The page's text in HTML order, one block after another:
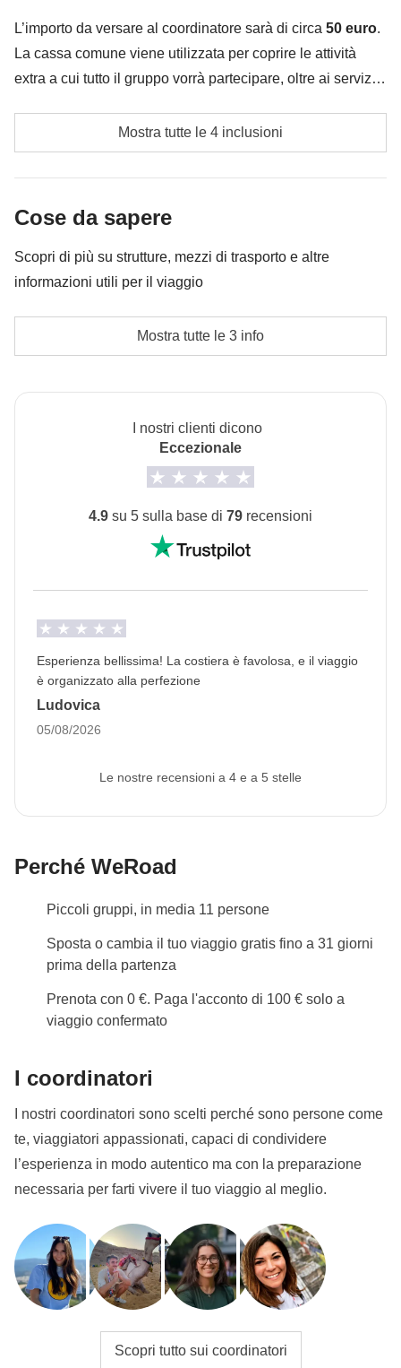
L’importo da versare al coordinatore sarà di circa 50 euro.
La cassa comune viene utilizzata per coprire le attività
extra a cui tutto il gruppo vorrà partecipare, oltre ai servizi
essere necessario implementarla ulteriormente, in ogni
caso verrà restituita la differenza non utilizzata.
Tragetto veloce per Positano
concordato di fare e la relativa quota parte del
coordinatore. Le attività pagate con la Cassa Comune
sono svolte da fornitori locali terzi e valgono le loro
condizioni; WeRoad non interviene nella gestione né
Mostra tutte le 4 inclusioni
Cose da sapere
Scopri di più su strutture, mezzi di trasporto e altre
informazioni utili per il viaggio
motorino si va in due per cui potrai scegliere di
scegliersi il compagno giusto
Info sulle camere private
Mostra tutte le 3 info
I nostri clienti dicono
Eccezionale
4.9 su 5 sulla base di 79 recensioni
Esperienza bellissima! La costiera è favolosa, e il viaggio
è organizzato alla perfezione
Ludovica
05/08/2026
Le nostre recensioni a 4 e a 5 stelle
Perché WeRoad
Piccoli gruppi, in media 11 persone
Sposta o cambia il tuo viaggio gratis fino a 31 giorni
prima della partenza
Prenota con 0 €. Paga l'acconto di 100 € solo a
viaggio confermato
I coordinatori
I nostri coordinatori sono scelti perché sono persone come
te, viaggiatori appassionati, capaci di condividere
l’esperienza in modo autentico ma con la preparazione
necessaria per farti vivere il tuo viaggio al meglio.
Scopri tutto sui coordinatori